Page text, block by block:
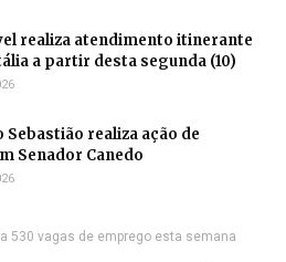
realiza atendimento itinerante
a partir desta segunda (10)
Sebastião realiza ação de
Senador Canedo
530 vagas de emprego esta semana